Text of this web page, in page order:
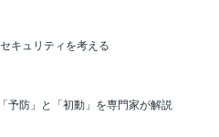
キュリティを考える
予防」と「初動」を専門家が解説